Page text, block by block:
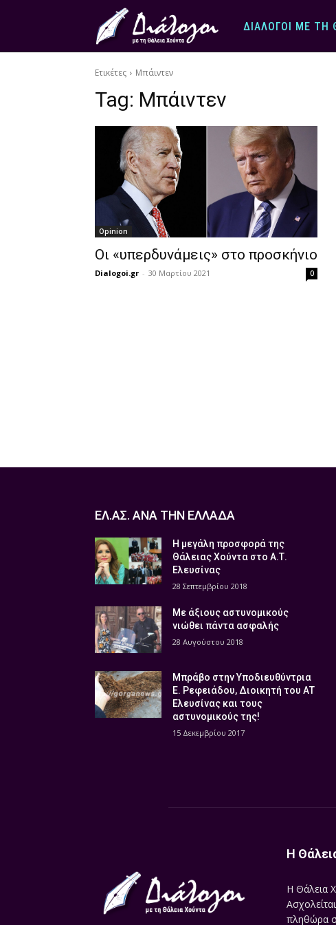
ΔΙΆΛΟΓΟΙ ΜΕ ΤΗ
Ετικέτες Μπάιντεν
Tag: Μπάιντεν
Opinion
Οι «υπερδυνάμεις» στο προσκήνιο
Dialogoi.gr - 30 Μαρτίου 2021 0
ΕΛ.ΑΣ. ΑΝΑ ΤΗΝ ΕΛΛΑΔΑ
Η μεγάλη προσφορά της
Θάλειας Χούντα στο Α.Τ.
Ελευσίνας
28 Σεπτεμβρίου 2018
Με άξιους αστυνομικούς
νιώθει πάντα ασφαλής
28 Αυγούστου 2018
Μπράβο στην Υποδιευθύντρια
Ε. Ρεφειάδου, Διοικητή του ΑΤ
Ελευσίνας και τους
αστυνομικούς της!
15 Δεκεμβρίου 2017
Η
Η Θάλεια
πληθώρα